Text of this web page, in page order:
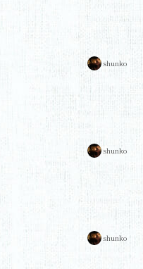
shunko
shunko
shunko